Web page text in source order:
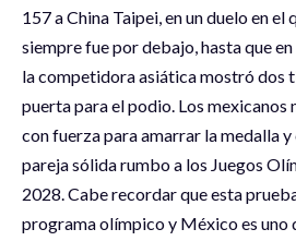
157 a China Taipei, en un duelo en
siempre fue por debajo, hasta que
la competidora asiática mostró dos
puerta para el podio. Los mexicanos
con fuerza para amarrar la medalla
pareja sólida rumbo a los Juegos
2028. Cabe recordar que esta
programa olímpico y México es uno